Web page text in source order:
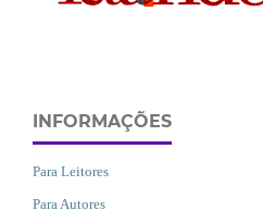
INFORMAÇÕES
Para Leitores
Para Autores